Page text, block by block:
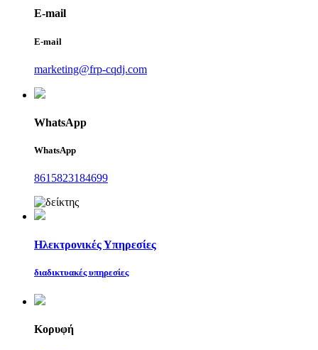
E-mail
E-mail
marketing@frp-cqdj.com
WhatsApp
WhatsApp
8615823184699
Ηλεκτρονικές Υπηρεσίες
διαδικτυακές υπηρεσίες
Κορυφή